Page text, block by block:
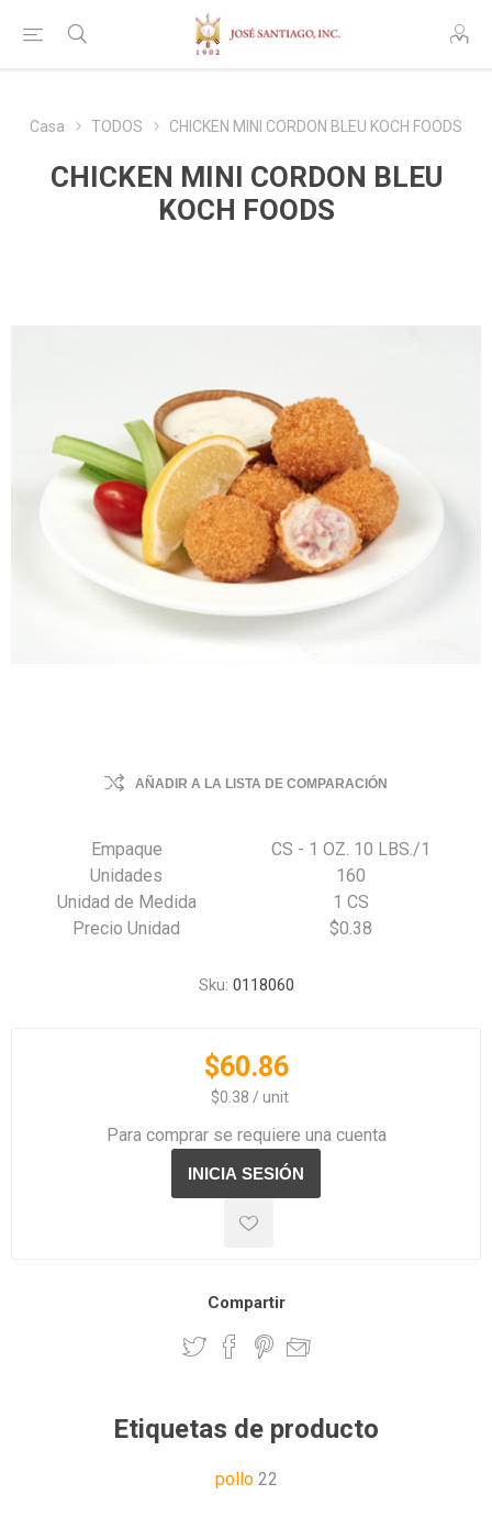
Casa TODOS CHICKEN MINI CORDON BLEU KOCH FOODS
CHICKEN MINI CORDON BLEU
KOCH FOODS
AÑADIR A LA LISTA DE COMPARACIÓN
Empaque
CS - 1 OZ. 10 LBS./1
Unidades
160
Unidad de Medida
1 CS
Precio Unidad
$0.38
Sku: 0118060
$60.86
‏‏‎ ‎‏‏‎ ‎$0.38 / unit
Para comprar se requiere una cuenta
Compartir
Etiquetas de producto
pollo 22